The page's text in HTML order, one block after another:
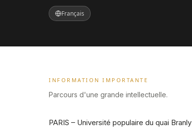
Français
INFORMATION IMPORTANTE
Parcours d'une grande intellectuelle.
PARIS – Université populaire du quai Branly